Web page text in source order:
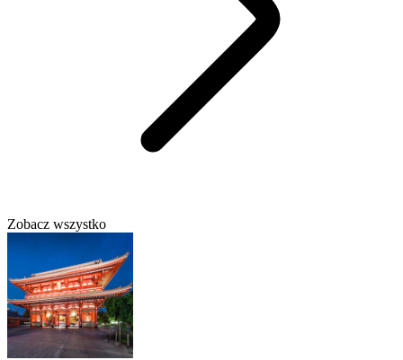
Zobacz wszystko